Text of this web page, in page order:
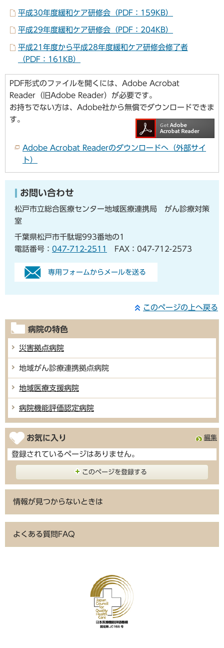
平成30年度緩和ケア研修会（PDF：159KB）
平成29年度緩和ケア研修会（PDF：204KB）
平成21年度から平成28年度緩和ケア研修会修了者
（PDF：161KB）
PDF形式のファイルを開くには、Adobe Acrobat
Reader（旧Adobe Reader）が必要です。
お持ちでない方は、Adobe社から無償でダウンロードできま
す。
Adobe Acrobat Readerのダウンロードへ（外部サイ
ト）
お問い合わせ
松戸市立総合医療センター地域医療連携局 がん診療対策
室
千葉県松戸市千駄堀993番地の1
電話番号： 047-712-2511 FAX：047-712-2573
専用フォームからメールを送る
このページの上へ戻る
病院の特色
災害拠点病院
地域がん診療連携拠点病院
地域医療支援病院
病院機能評価認定病院
お気に入り 編集
登録されているページはありません。
このページを登録する
情報が見つからないときは
よくある質問FAQ